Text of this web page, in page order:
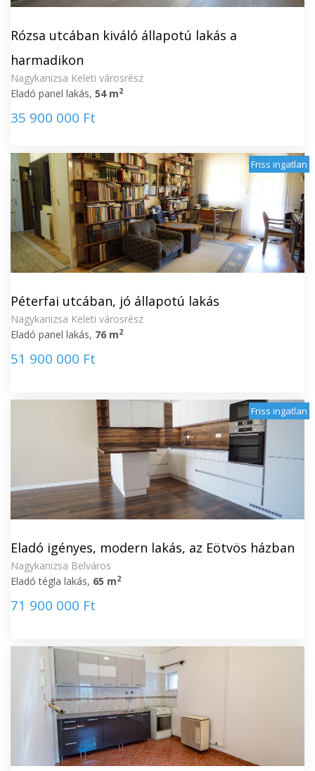
Rózsa utcában kiváló állapotú lakás a
harmadikon
Nagykanizsa Keleti városrész
Eladó panel lakás, 54 m2
35 900 000 Ft
Friss ingatlan
Péterfai utcában, jó állapotú lakás
Nagykanizsa Keleti városrész
Eladó panel lakás, 76 m2
51 900 000 Ft
Friss ingatlan
Eladó igényes, modern lakás, az Eötvös házban
Nagykanizsa Belváros
Eladó tégla lakás, 65 m2
71 900 000 Ft